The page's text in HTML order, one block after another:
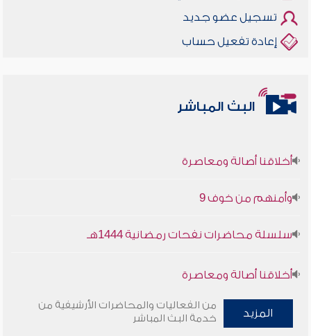
تسجيل عضو جديد
إعادة تفعيل حساب
البث المباشر
أخلاقنا أصالة ومعاصرة
وأمنهم من خوف 9
سلسلة محاضرات نفحات رمضانية 1444هـ
أخلاقنا أصالة ومعاصرة
وأمنهم من خوف 9
المزيد
من الفعاليات والمحاضرات الأرشيفية من
خدمة البث المباشر